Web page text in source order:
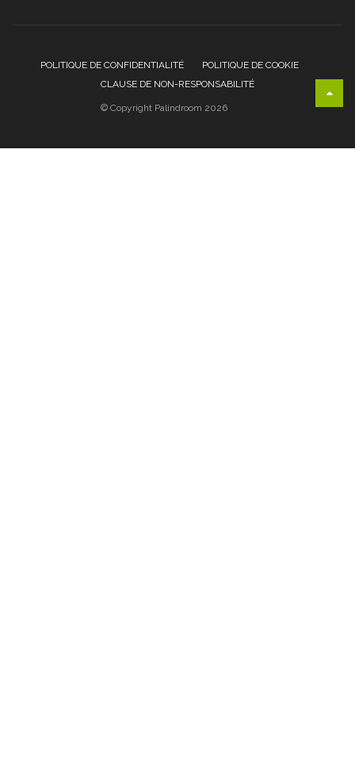
POLITIQUE DE CONFIDENTIALITÉ
POLITIQUE DE COOKIE
CLAUSE DE NON-RESPONSABILITÉ
© Copyright Palindroom 2026